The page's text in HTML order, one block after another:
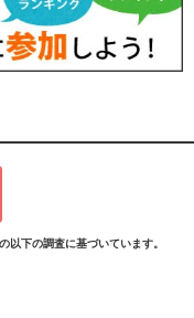
以下の調査に基づいています。